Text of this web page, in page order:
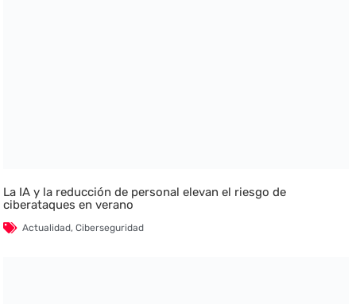
La IA y la reducción de personal elevan el riesgo de
ciberataques en verano
Actualidad,Ciberseguridad